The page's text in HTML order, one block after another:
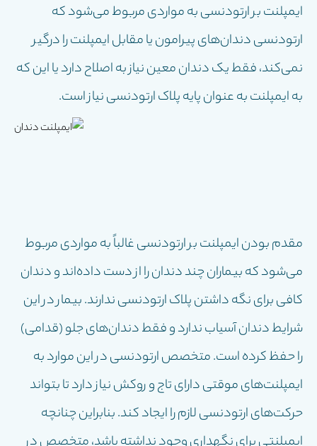
ایمپلنت بر ارتودنسی به مواردی مربوط می‌شود که
ارتودنسی دندان‌های پیرامون یا مقابل ایمپلنت را درگیر
نمی‌کند، فقط یک دندان معین نیاز به اصلاح دارد یا این که
به ایمپلنت به عنوان پایه پلاک ارتودنسی نیاز است.
مقدم بودن ایمپلنت بر ارتودنسی غالباً به مواردی مربوط
می‌شود که بیماران چند دندان را از دست داده‌اند و دندان
کافی برای نگه داشتن پلاک ارتودنسی ندارند. بیمار در این
شرایط دندان آسیاب ندارد و فقط دندان‌های جلو (قدامی)
را حفظ کرده است. متخصص ارتودنسی در این موارد به
ایمپلنت‌های موقتی دارای تاج و روکش نیاز دارد تا بتواند
حرکت‌های ارتودنسی لازم را ایجاد کند. بنابراین چنانچه